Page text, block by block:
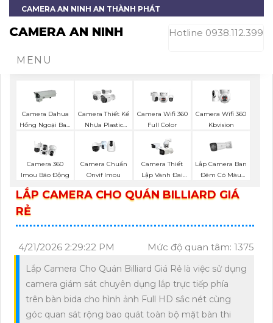
CAMERA AN NINH AN THÀNH PHÁT
CAMERA AN NINH Hotline 0938.112.399
MENU
Camera Dahua
Hồng Ngoại Ban
Camera Thiết Kế
Nhựa Plastic
Camera Wifi 360
Full Color
Camera Wifi 360
Kbvision
Camera 360
Imou Báo Động
Camera Chuẩn
Onvif Imou
Camera Thiết
Lập Vành Đai
Lắp Camera Ban
Đêm Có Màu
LẮP CAMERA CHO QUÁN BILLIARD GIÁ
RẺ
4/21/2026 2:29:22 PM Mức độ quan tâm: 1375
Lắp Camera Cho Quán Billiard Giá Rẻ là việc sử dụng
camera giám sát chuyên dụng lắp trực tiếp phía
trên bàn bida cho hình ảnh Full HD sắc nét cùng
góc quan sát rộng bao quát toàn bộ mặt bàn thi